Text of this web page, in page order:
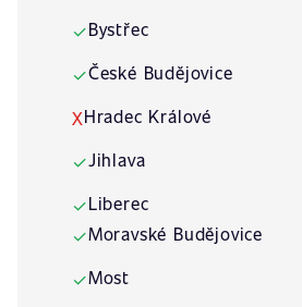
✓Bystřec
✓České Budějovice
XHradec Králové
✓Jihlava
✓Liberec
✓Moravské Budějovice
✓Most